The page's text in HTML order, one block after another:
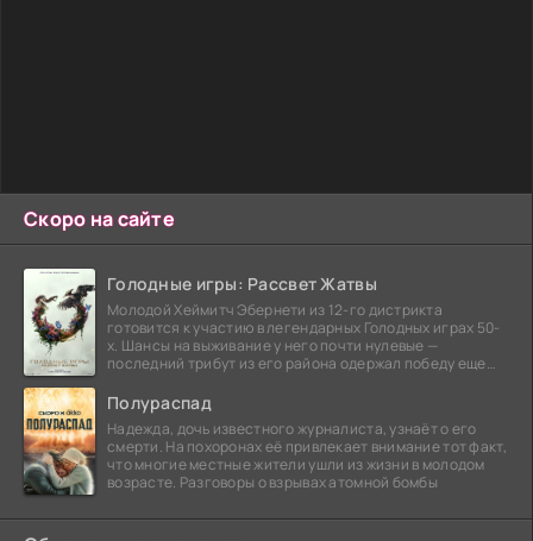
Скоро на сайте
Голодные игры: Рассвет Жатвы
Молодой Хеймитч Эбернети из 12-го дистрикта
готовится к участию в легендарных Голодных играх 50-
х. Шансы на выживание у него почти нулевые —
последний трибут из его района одержал победу еще
Полураспад
Надежда, дочь известного журналиста, узнаёт о его
смерти. На похоронах её привлекает внимание тот факт,
что многие местные жители ушли из жизни в молодом
возрасте. Разговоры о взрывах атомной бомбы